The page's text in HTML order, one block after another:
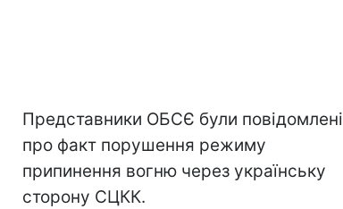
Представники ОБСЄ були повідомлені
про факт порушення режиму
припинення вогню через українську
сторону СЦКК.